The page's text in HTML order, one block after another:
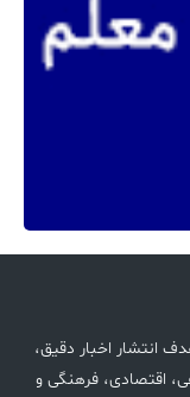
انتشار اخبار دقیق،
اقتصادی، فرهنگی و